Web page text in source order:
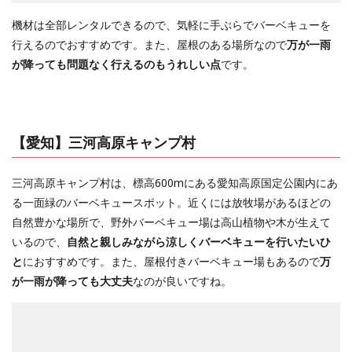
機材は全部レンタルできるので、気軽に手ぶらでバーベキューを
行えるのでおすすめです。また、屋根のある場所なので万が一雨
が降っても問題なく行えるのもうれしい点です。
【愛知】三河高原キャンプ村
三河高原キャンプ村は、標高600mにある愛知高原国定公園内にあ
る一面緑のバーベキュースポット。近くには放牧場があるほどの
自然豊かな場所で、野外バーベキュー場は高山植物や木が生えて
いるので、
自然と親しみながら涼しくバーベキューを行いたいひ
とにおすすめです。また、屋根付きバーベキュー場もあるので万
が一雨が降っても大丈夫なのが良いですね。